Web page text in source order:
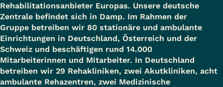
Rehabilitationsanbieter Europas. Unsere deutsche
Zentrale befindet sich in Damp. Im Rahmen der
Gruppe betreiben wir 80 stationäre und ambulante
Einrichtungen in Deutschland, Österreich und der
Schweiz und beschäftigen rund 14.000
Mitarbeiterinnen und Mitarbeiter. In Deutschland
betreiben wir 29 Rehakliniken, zwei Akutkliniken, acht
ambulante Rehazentren, zwei Medizinische